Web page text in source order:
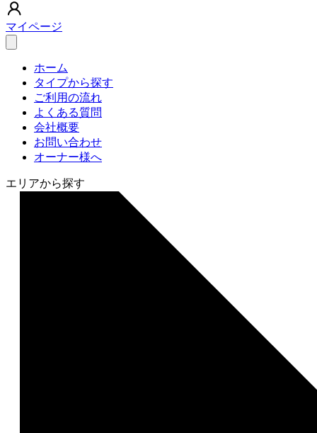
マイページ
ホーム
タイプから探す
ご利用の流れ
よくある質問
会社概要
お問い合わせ
オーナー様へ
エリアから探す